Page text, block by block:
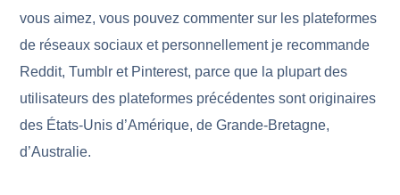
vous aimez, vous pouvez commenter sur les plateformes
de réseaux sociaux et personnellement je recommande
Reddit, Tumblr et Pinterest, parce que la plupart des
utilisateurs des plateformes précédentes sont originaires
des États-Unis d’Amérique, de Grande-Bretagne,
d’Australie.